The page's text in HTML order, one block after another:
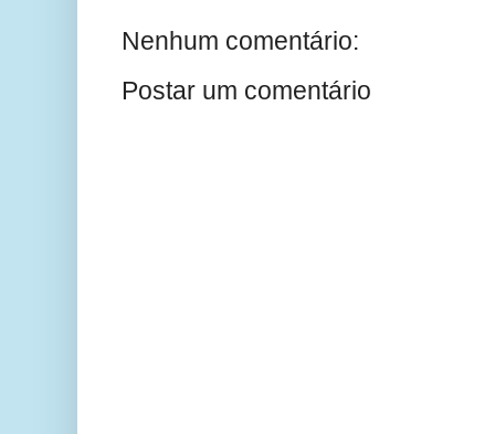
Nenhum comentário:
Postar um comentário